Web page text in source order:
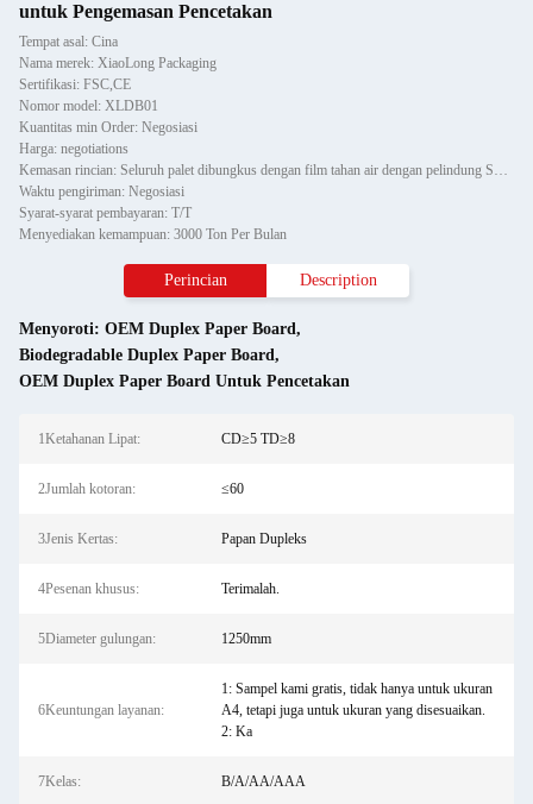
untuk Pengemasan Pencetakan
Tempat asal: Cina
Nama merek: XiaoLong Packaging
Sertifikasi: FSC,CE
Nomor model: XLDB01
Kuantitas min Order: Negosiasi
Harga: negotiations
Kemasan rincian: Seluruh palet dibungkus dengan film tahan air dengan pelindung Sudut Kertas dan dipasang dengan dua
Waktu pengiriman: Negosiasi
Syarat-syarat pembayaran: T/T
Menyediakan kemampuan: 3000 Ton Per Bulan
Perincian Description
Menyoroti: OEM Duplex Paper Board,
Biodegradable Duplex Paper Board,
OEM Duplex Paper Board Untuk Pencetakan
1Ketahanan Lipat: CD≥5 TD≥8
2Jumlah kotoran: ≤60
3Jenis Kertas: Papan Dupleks
4Pesenan khusus: Terimalah.
5Diameter gulungan: 1250mm
6Keuntungan layanan:
1: Sampel kami gratis, tidak hanya untuk ukuran
A4, tetapi juga untuk ukuran yang disesuaikan.
2: Ka
7Kelas: B/A/AA/AAA